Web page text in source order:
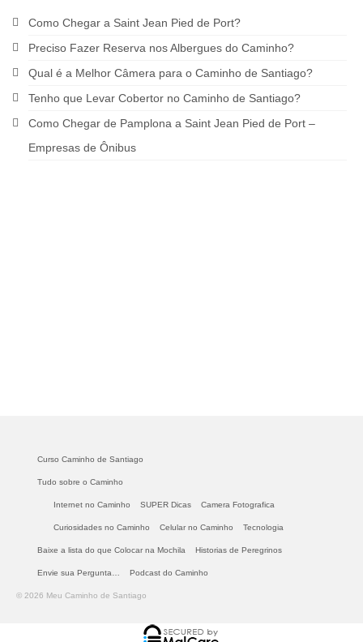
Como Chegar a Saint Jean Pied de Port?
Preciso Fazer Reserva nos Albergues do Caminho?
Qual é a Melhor Câmera para o Caminho de Santiago?
Tenho que Levar Cobertor no Caminho de Santiago?
Como Chegar de Pamplona a Saint Jean Pied de Port –
Empresas de Ônibus
Curso Caminho de Santiago
Tudo sobre o Caminho
Internet no Caminho SUPER Dicas Camera Fotografica
Curiosidades no Caminho Celular no Caminho Tecnologia
Baixe a lista do que Colocar na Mochila Historias de Peregrinos
Envie sua Pergunta… Podcast do Caminho
© 2026 Meu Caminho de Santiago